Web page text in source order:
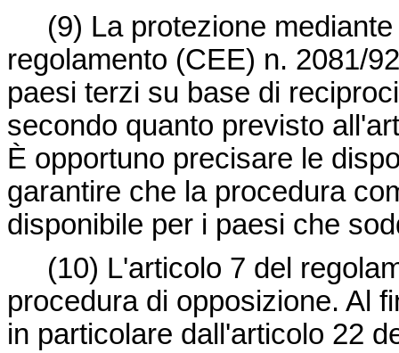
(9) La protezione
regolamento (CEE) n. 2081/
paesi terzi su base di
secondo quanto previsto
È opportuno precisare le
garantire che la procedura
disponibile per i paesi che
(10) L'articolo 7 del
procedura di opposizione. Al
in particolare dall'articolo 22